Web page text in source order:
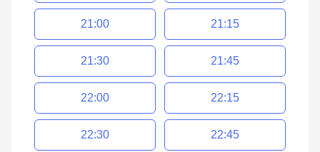
21:00 21:15
21:30 21:45
22:00 22:15
22:30 22:45